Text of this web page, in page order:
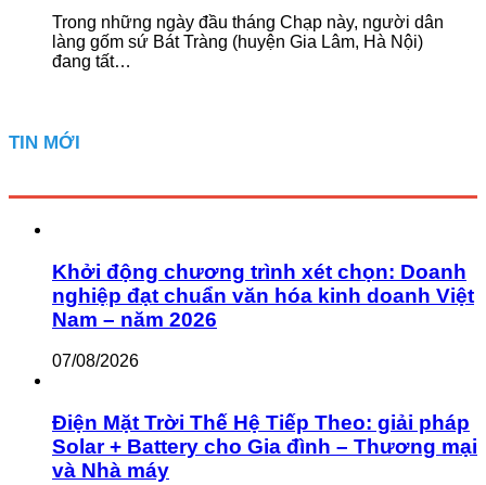
Trong những ngày đầu tháng Chạp này, người dân
làng gốm sứ Bát Tràng (huyện Gia Lâm, Hà Nội)
đang tất…
TIN MỚI
Khởi động chương trình xét chọn: Doanh
nghiệp đạt chuẩn văn hóa kinh doanh Việt
Nam – năm 2026
07/08/2026
Điện Mặt Trời Thế Hệ Tiếp Theo: giải pháp
Solar + Battery cho Gia đình – Thương mại
và Nhà máy